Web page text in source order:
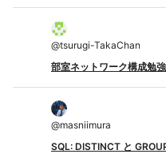
@tsurugi-TakaChan
部室ネットワーク構成勉
@masniimura
SQL: DISTINCT と